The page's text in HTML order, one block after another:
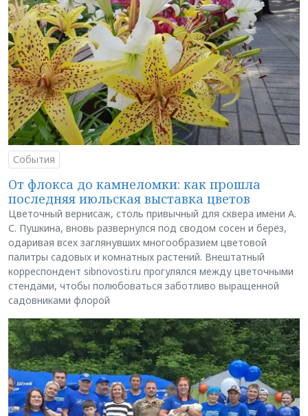
События
От флокса до камнеломки: как прошла
последняя июльская выставка цветов
Цветочный вернисаж, столь привычный для сквера имени А.
С. Пушкина, вновь развернулся под сводом сосен и берёз,
одаривая всех заглянувших многообразием цветовой
палитры садовых и комнатных растений. Внештатный
корреспондент sibnovosti.ru прогулялся между цветочными
стендами, чтобы полюбоваться заботливо выращенной
садовниками флорой